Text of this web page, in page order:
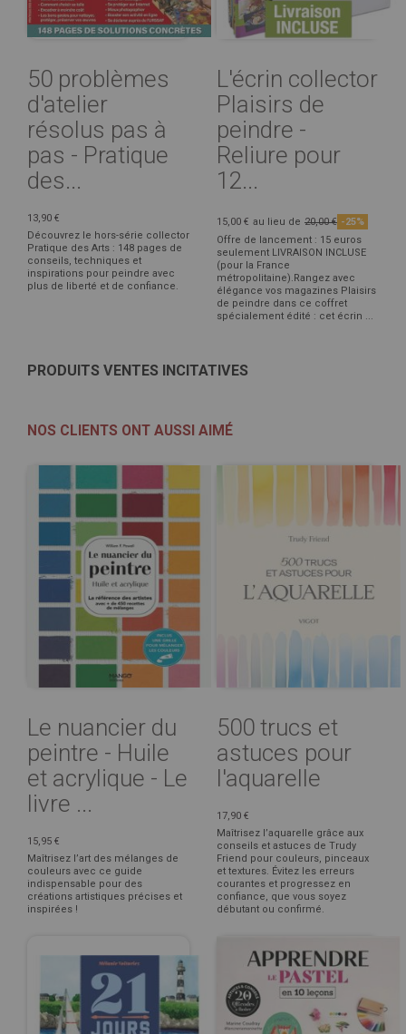
50 problèmes
d'atelier
résolus pas à
pas - Pratique
des...
13,90 €
Découvrez le hors-série collector
Pratique des Arts : 148 pages de
conseils, techniques et
inspirations pour peindre avec
plus de liberté et de confiance.
L'écrin collector
Plaisirs de
peindre -
Reliure pour
12...
15,00 € au lieu de 20,00 € -25%
Offre de lancement : 15 euros
seulement LIVRAISON INCLUSE
(pour la France
métropolitaine).Rangez avec
élégance vos magazines Plaisirs
de peindre dans ce coffret
spécialement édité : cet écrin ...
PRODUITS VENTES INCITATIVES
NOS CLIENTS ONT AUSSI AIMÉ
Le nuancier du
peintre - Huile
et acrylique - Le
livre ...
15,95 €
Maîtrisez l’art des mélanges de
couleurs avec ce guide
indispensable pour des
créations artistiques précises et
inspirées !
500 trucs et
astuces pour
l'aquarelle
17,90 €
Maîtrisez l’aquarelle grâce aux
conseils et astuces de Trudy
Friend pour couleurs, pinceaux
et textures. Évitez les erreurs
courantes et progressez en
confiance, que vous soyez
débutant ou confirmé.